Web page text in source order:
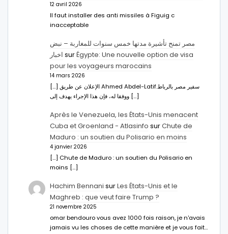
12 avril 2026
Il faut installer des anti missiles à Figuig c
inacceptable
مصر تمنح تأشيرة مدتها خمس سنوات للمغاربة – نبض
اخبار surÉgypte: Une nouvelle option de visa
pour les voyageurs marocains
14 mars 2026
[…] الإعلان عن طريق Ahmed Abdel-Latifسفير مصر بالرباط.
ووفقا له، فإن هذا الإجراء يهدف إلى […]
Après le Venezuela, les États-Unis menacent
Cuba et Groenland - Atlasinfo surChute de
Maduro : un soutien du Polisario en moins
4 janvier 2026
[…] Chute de Maduro : un soutien du Polisario en
moins […]
Hachim Bennani surLes États-Unis et le
Maghreb : que veut faire Trump ?
21 novembre 2025
omar bendouro vous avez 1000 fois raison, je n'avais
jamais vu les choses de cette manière et je vous fait…